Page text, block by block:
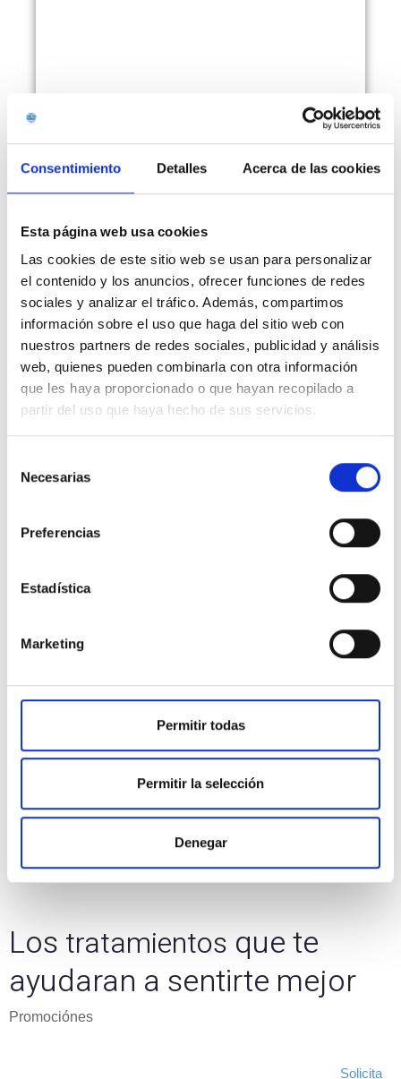
Consentimiento Detalles Acerca de las cookies
Esta página web usa cookies
Las cookies de este sitio web se usan para personalizar
el contenido y los anuncios, ofrecer funciones de redes
sociales y analizar el tráfico. Además, compartimos
información sobre el uso que haga del sitio web con
nuestros partners de redes sociales, publicidad y análisis
web, quienes pueden combinarla con otra información
que les haya proporcionado o que hayan recopilado a
partir del uso que haya hecho de sus servicios.
Necesarias
Preferencias
Estadística
Marketing
Permitir todas
Permitir la selección
Denegar
Licenciada en Medicina y Cirugía en la Universidad
Máster en Medicina Estética en la Universidad de
Córdoba.
Máster en Dietética y Nutrición.
Miembro de la SEME (Sociedad Española Medicina
Estética).
La Dra. Espínola te
Los tratamientos que te
ayudaran a sentirte mejor
Promociónes
Solicita